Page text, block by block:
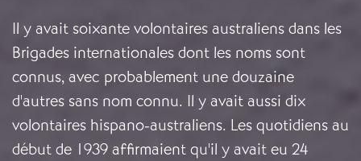
Il y avait soixante volontaires australiens dans les
Brigades internationales dont les noms sont
connus, avec probablement une douzaine
d'autres sans nom connu. Il y avait aussi dix
volontaires hispano-australiens. Les quotidiens au
début de 1939 affirmaient qu'il y avait eu 24